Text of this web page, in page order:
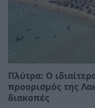
Πλύτρα: Ο
προορισμός της
διακοπές